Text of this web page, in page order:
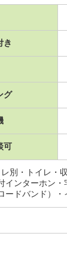
き
グ
可
別・トイレ・
インターホン
ードバンド）